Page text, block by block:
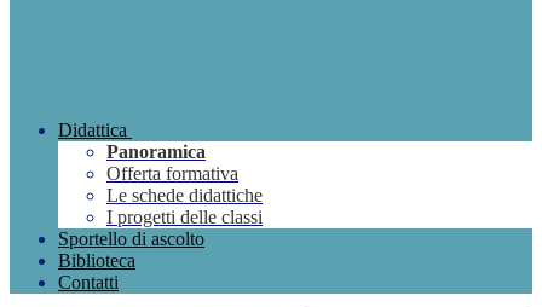
Didattica
Panoramica
Offerta formativa
Le schede didattiche
I progetti delle classi
Sportello di ascolto
Biblioteca
Contatti